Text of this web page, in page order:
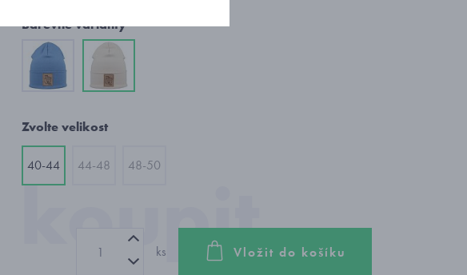
Barevné varianty
Zvolte velikost
40-44 44-48 48-50
ks Vložit do košíku